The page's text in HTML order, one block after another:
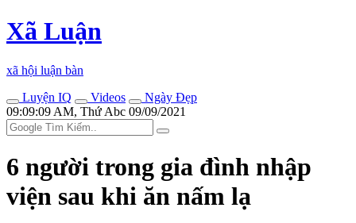
Xã Luận
xã hội luận bàn
Luyện IQ
Videos
Ngày Đẹp
09:09:09 AM, Thứ Abc 09/09/2021
6 người trong gia đình nhập
viện sau khi ăn nấm lạ